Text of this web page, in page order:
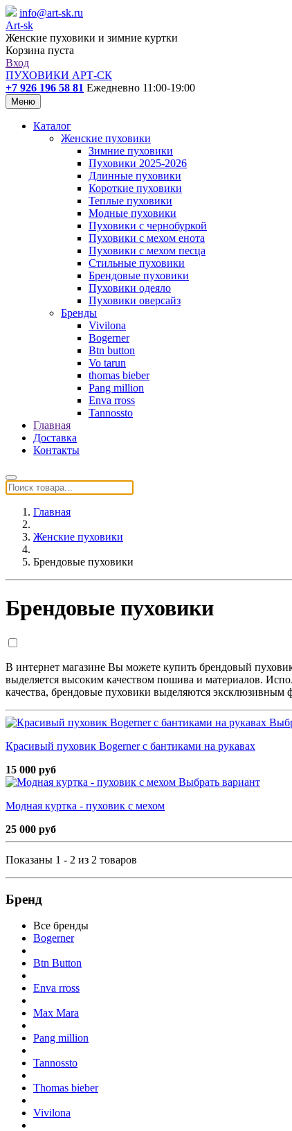
info@art-sk.ru
Art-sk
Женские пуховики и зимние куртки
Корзина пуста
Вход
ПУХОВИКИ АРТ-СК
+7 926 196 58 81 Ежедневно 11:00-19:00
Меню
Каталог
Женские пуховики
Зимние пуховики
Пуховики 2025-2026
Длинные пуховики
Короткие пуховики
Теплые пуховики
Модные пуховики
Пуховики с чернобуркой
Пуховики с мехом енота
Пуховики с мехом песца
Стильные пуховики
Брендовые пуховики
Пуховики одеяло
Пуховики оверсайз
Бренды
Vivilona
Bogerner
Btn button
Vo tarun
thomas bieber
Pang million
Enva rross
Tannossto
Главная
Доставка
Контакты
Главная
Женские пуховики
Брендовые пуховики
Брендовые пуховики
В интернет магазине Вы можете купить брендовый
выделяется высоким качеством пошива и материалов.
качества, брендовые пуховики выделяются
Красивый пуховик Bogerner с бантиками на рукавах
15 000 руб
Выбрать вариант
Модная куртка - пуховик с мехом
25 000 руб
Показаны 1 - 2 из 2 товаров
Бренд
Все бренды
Bogerner
Btn Button
Enva rross
Max Mara
Pang million
Tannossto
Thomas bieber
Vivilona